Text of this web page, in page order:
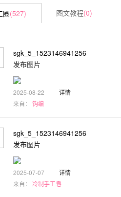
圈(527) 图文教程(0)
sgk_5_1523146941256
发布图片
2025-08-22 详情
来自： 钩编
sgk_5_1523146941256
发布图片
2025-07-07 详情
来自： 冷制手工皂